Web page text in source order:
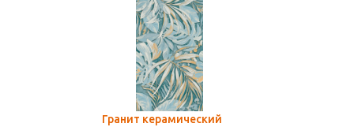
Гранит керамический